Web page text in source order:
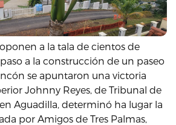
a la tala de cientos de
a la construcción de un paseo
se apuntaron una victoria
Johnny Reyes, de Tribunal de
Aguadilla, determinó ha lugar la
por Amigos de Tres Palmas,